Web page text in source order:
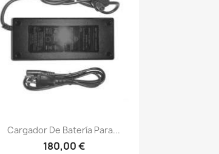
Vista rápida
Cargador De Batería Para...
180,00 €